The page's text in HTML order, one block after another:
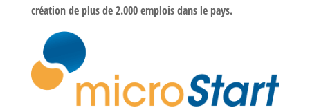
création de plus de 2.000 emplois dans le pays.